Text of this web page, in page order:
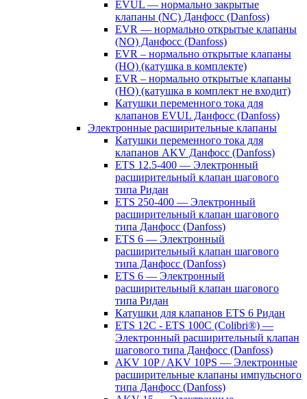
EVUL — нормально закрытые
клапаны (NC) Данфосс (Danfoss)
EVR — нормально открытые клапаны
(NO) Данфосс (Danfoss)
EVR – нормально открытые клапаны
(НО) (катушка в комплекте)
EVR – нормально открытые клапаны
(НО) (катушка в комплект не входит)
Катушки переменного тока для
клапанов EVUL Данфосс (Danfoss)
Электронные расширительные клапаны
Катушки переменного тока для
клапанов AKV Данфосс (Danfoss)
ETS 12.5-400 — Электронный
расширительный клапан шагового
типа Ридан
ETS 250-400 — Электронный
расширительный клапан шагового
типа Данфосс (Danfoss)
ETS 6 — Электронный
расширительный клапан шагового
типа Данфосс (Danfoss)
ETS 6 — Электронный
расширительный клапан шагового
типа Ридан
Катушки для клапанов ETS 6 Ридан
ETS 12C - ETS 100C (Colibri®) —
Электронный расширительный клапан
шагового типа Данфосс (Danfoss)
AKV 10P / AKV 10PS — Электронные
расширительные клапаны импульсного
типа Данфосс (Danfoss)